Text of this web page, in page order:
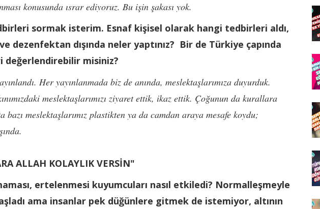
konusunda ısrar ediyoruz. Bu işin şakası yok.
sormak isterim. Esnaf kişisel olarak hangi tedbirleri aldı,
dezenfektan dışında neler yaptınız? Bir de Türkiye çapında
değerlendirebilir misiniz?
Her yayınlanmada biz de anında, meslektaşlarımıza duyurduk.
meslektaşlarımızı ziyaret ettik, ikaz ettik. Çoğunun da kurallara
bazı meslektaşlarımız plastikten ya da camdan araya mesafe koydu;
ALLAH KOLAYLIK VERSİN"
ertelenmesi kuyumcuları nasıl etkiledi? Normalleşmeyle
ama insanlar pek düğünlere gitmek de istemiyor, altının